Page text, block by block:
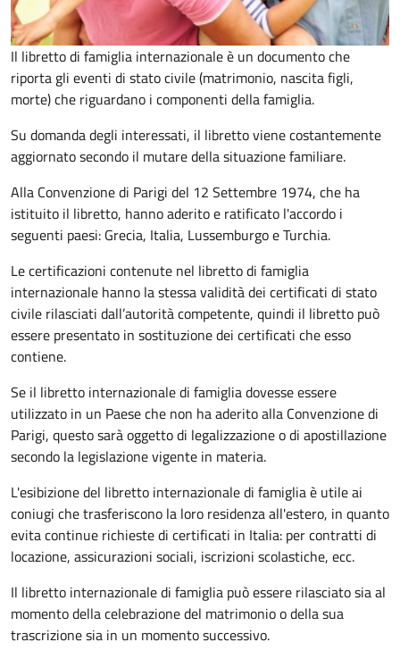
Il libretto di famiglia internazionale è un documento che
riporta gli eventi di stato civile (matrimonio, nascita figli,
morte) che riguardano i componenti della famiglia.
Su domanda degli interessati, il libretto viene costantemente
aggiornato secondo il mutare della situazione familiare.
Alla Convenzione di Parigi del 12 Settembre 1974, che ha
istituito il libretto, hanno aderito e ratificato l'accordo i
seguenti paesi: Grecia, Italia, Lussemburgo e Turchia.
Le certificazioni contenute nel libretto di famiglia
internazionale hanno la stessa validità dei certificati di stato
civile rilasciati dall’autorità competente, quindi il libretto può
essere presentato in sostituzione dei certificati che esso
contiene.
Se il libretto internazionale di famiglia dovesse essere
utilizzato in un Paese che non ha aderito alla Convenzione di
Parigi, questo sarà oggetto di legalizzazione o di apostillazione
secondo la legislazione vigente in materia.
L'esibizione del libretto internazionale di famiglia è utile ai
coniugi che trasferiscono la loro residenza all'estero, in quanto
evita continue richieste di certificati in Italia: per contratti di
locazione, assicurazioni sociali, iscrizioni scolastiche, ecc.
Il libretto internazionale di famiglia può essere rilasciato sia al
momento della celebrazione del matrimonio o della sua
trascrizione sia in un momento successivo.